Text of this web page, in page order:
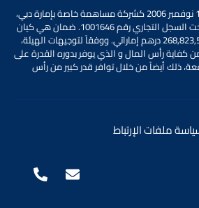
تأسست شركة ضمان في 14 نوفمبر 2006 كشركة مساهمة خاصة بإمارة دبي،
الإمارات العربية المتحدة، تحت السجل التجاري رقم 1001646. ضمان هي كيان
مستقل، يبلغ رأس مالها 268,823,500 درهم إماراتي. ووفقاً لتوجيهات الهيئة،
رأس المال و الذي يوفر بدوره القدرة على
ذلك أيضاً من خلال توافر قدر كبير من رأس
ملفات الإرتباط